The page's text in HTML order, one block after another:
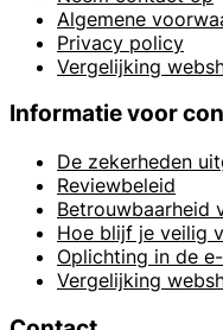
Algemene
Privacy policy
Vergelijking
Informatie voor
De zekerheden
Reviewbeleid
Betrouwbaarheid
Hoe blijf je veilig
Oplichting in de
Vergelijking